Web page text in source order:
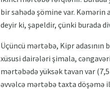
bir sahədə şömine var.
deyir ki, şapeldir, çünki burada
Üçüncü mərtəbə, Kipr
xüsusi dairələri şimala,
mərtəbədə yüksək tavan var
əvvəlcə mərtəbə taxta döşəmə